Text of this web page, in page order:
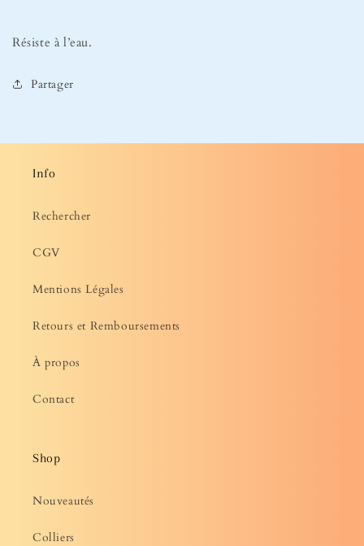
Résiste à l’eau.
Partager
Info
Rechercher
CGV
Mentions Légales
Retours et Remboursements
À propos
Contact
Shop
Nouveautés
Colliers